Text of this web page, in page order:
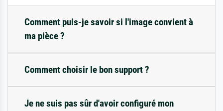
Comment puis-je savoir si l'image convient à
ma pièce ?
Comment choisir le bon support ?
Je ne suis pas sûr d'avoir configuré mon